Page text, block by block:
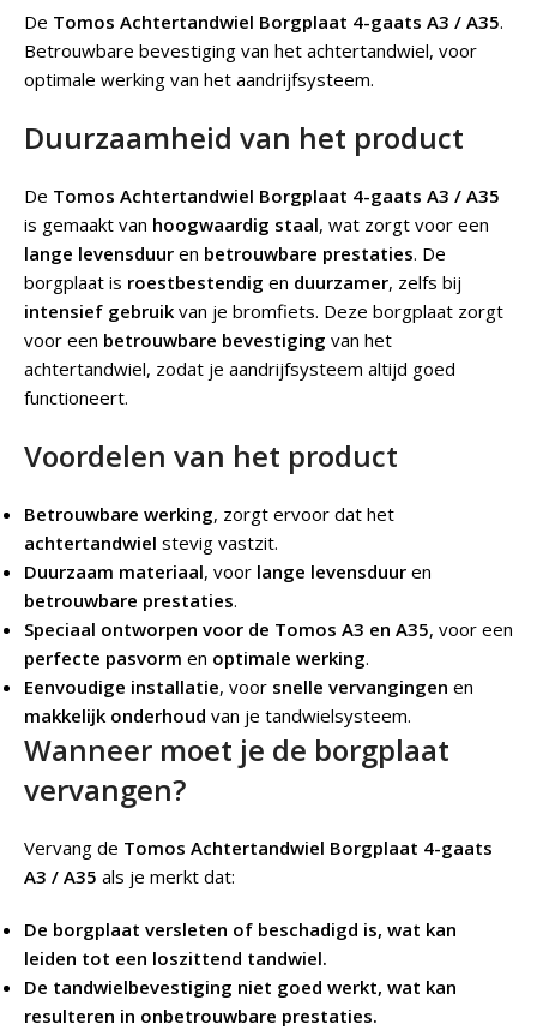
De Tomos Achtertandwiel Borgplaat 4-gaats A3 / A35.
Betrouwbare bevestiging van het achtertandwiel, voor
optimale werking van het aandrijfsysteem.
Duurzaamheid van het product
De Tomos Achtertandwiel Borgplaat 4-gaats A3 / A35
is gemaakt van hoogwaardig staal, wat zorgt voor een
lange levensduur en betrouwbare prestaties. De
borgplaat is roestbestendig en duurzamer, zelfs bij
intensief gebruik van je bromfiets. Deze borgplaat zorgt
voor een betrouwbare bevestiging van het
achtertandwiel, zodat je aandrijfsysteem altijd goed
functioneert.
Voordelen van het product
Betrouwbare werking, zorgt ervoor dat het
achtertandwiel stevig vastzit.
Duurzaam materiaal, voor lange levensduur en
betrouwbare prestaties.
Speciaal ontworpen voor de Tomos A3 en A35, voor een
perfecte pasvorm en optimale werking.
Eenvoudige installatie, voor snelle vervangingen en
makkelijk onderhoud van je tandwielsysteem.
Wanneer moet je de borgplaat
vervangen?
Vervang de Tomos Achtertandwiel Borgplaat 4-gaats
A3 / A35 als je merkt dat:
De borgplaat versleten of beschadigd is, wat kan
leiden tot een loszittend tandwiel.
De tandwielbevestiging niet goed werkt, wat kan
resulteren in onbetrouwbare prestaties.